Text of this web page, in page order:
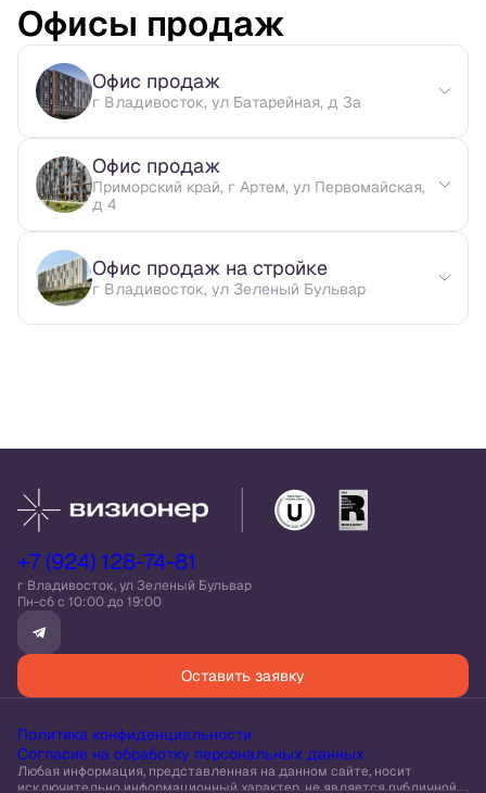
Офисы продаж
Офис продаж
г Владивосток, ул Батарейная, д 3а
Офис продаж
Приморский край, г Артем, ул Первомайская,
д 4
Офис продаж на стройке
г Владивосток, ул Зеленый Бульвар
+7 (924) 128-74-81
г Владивосток, ул Зеленый Бульвар
Пн-сб c 10:00 до 19:00
Оставить заявку
Политика конфиденциальности
Согласие на обработку персональных данных
Любая информация, представленная на данном сайте, носит
исключительно информационный характер, не является публичной